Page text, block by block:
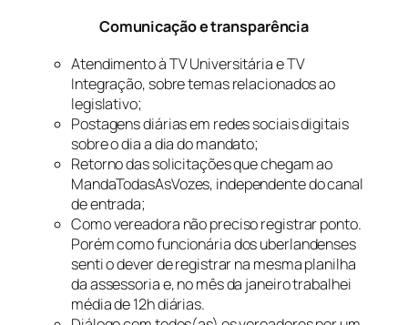
Comunicação e transparência
Atendimento à TV Universitária e TV
Integração, sobre temas relacionados ao
legislativo;
Postagens diárias em redes sociais digitais
sobre o dia a dia do mandato;
Retorno das solicitações que chegam ao
MandaTodasAsVozes, independente do canal
de entrada;
Como vereadora não preciso registrar ponto.
Porém como funcionária dos uberlandenses
senti o dever de registrar na mesma planilha
da assessoria e, no mês da janeiro trabalhei
média de 12h diárias.